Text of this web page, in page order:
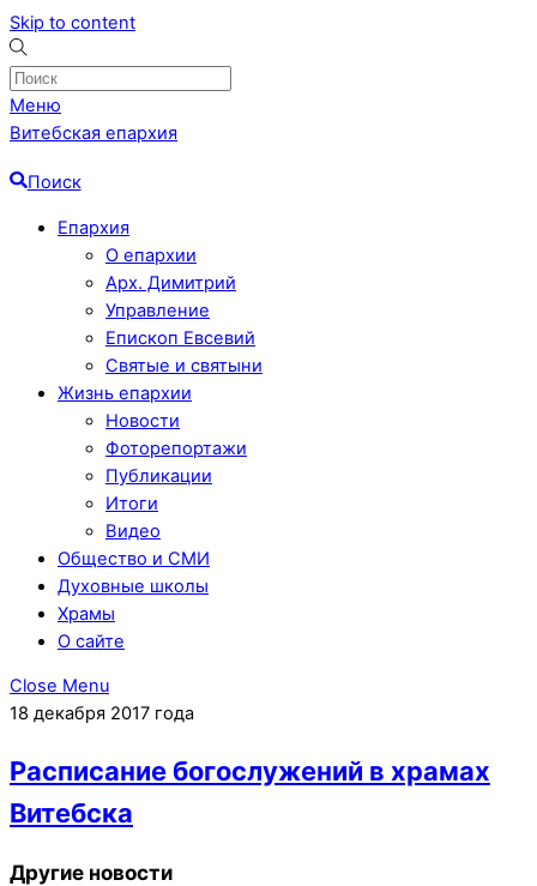
Skip to content
Меню
Витебская епархия
Поиск
Епархия
О епархии
Арх. Димитрий
Управление
Епископ Евсевий
Святые и святыни
Жизнь епархии
Новости
Фоторепортажи
Публикации
Итоги
Видео
Общество и СМИ
Духовные школы
Храмы
О сайте
Close Menu
18 декабря 2017 года
Расписание богослужений в храмах
Витебска
Другие новости